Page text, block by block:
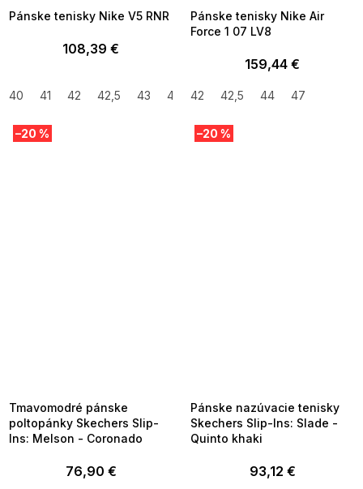
Pánske tenisky Nike V5 RNR
108,39 €
40 41 42 42,5 43 44 44,5 45
Pánske tenisky Nike Air
Force 1 07 LV8
159,44 €
42 42,5 44 47
–20 %
Tmavomodré pánske
poltopánky Skechers Slip-
Ins: Melson - Coronado
76,90 €
–20 %
Pánske nazúvacie tenisky
Skechers Slip-Ins: Slade -
Quinto khaki
93,12 €